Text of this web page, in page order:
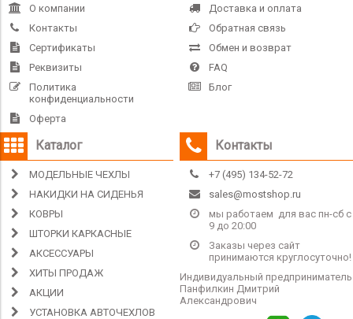
О компании
Контакты
Сертификаты
Реквизиты
Политика
конфиденциальности
Оферта
Доставка и оплата
Обратная связь
Обмен и возврат
FAQ
Блог
Каталог
МОДЕЛЬНЫЕ ЧЕХЛЫ
НАКИДКИ НА СИДЕНЬЯ
КОВРЫ
ШТОРКИ КАРКАСНЫЕ
АКСЕССУАРЫ
ХИТЫ ПРОДАЖ
АКЦИИ
УСТАНОВКА АВТОЧЕХЛОВ
Контакты
+7 (495) 134-52-72
sales@mostshop.ru
мы работаем для вас пн-сб с
9 до 20:00
Заказы через сайт
принимаются круглосуточно!
Индивидуальный предприниматель
Панфилкин Дмитрий
Александрович